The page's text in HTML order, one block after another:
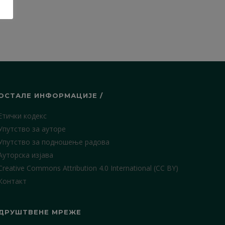
ИНФОРМАЦИЈЕ /
кодекс
за ауторе
за подношење радова
изјава
Commons Attribution 4.0 International (CC BY)
МРЕЖЕ